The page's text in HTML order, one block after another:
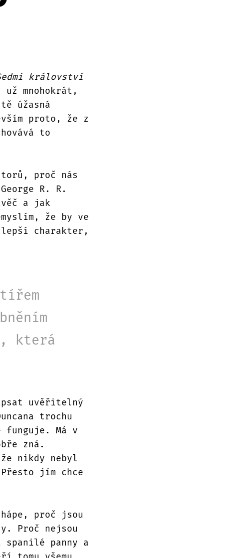
království
mnohokrát,
úžasná
proto, že z
to
proč nás
R. R.
a jak
že by ve
charakter,
která
uvěřitelný
trochu
funguje. Má v
zná.
nikdy nebyl
jím chce
proč jsou
Proč nejsou
panny a